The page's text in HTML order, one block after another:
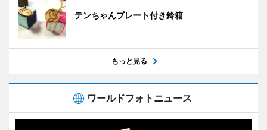
テンちゃんプレート付き鈴箱
もっと見る
ワールドフォトニュース